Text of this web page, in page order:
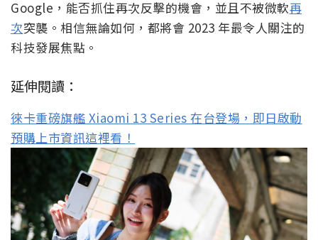
Google，能否抓住再次反擊的機會，並且不被微軟再
次突襲。相信無論如何，都將會 2023 年最令人關注的
科技發展焦點。
延伸閱讀：
徠卡重磅旗艦 Xiaomi 13 Series 在台登場，即日啟動
預購上市資訊這裡看！